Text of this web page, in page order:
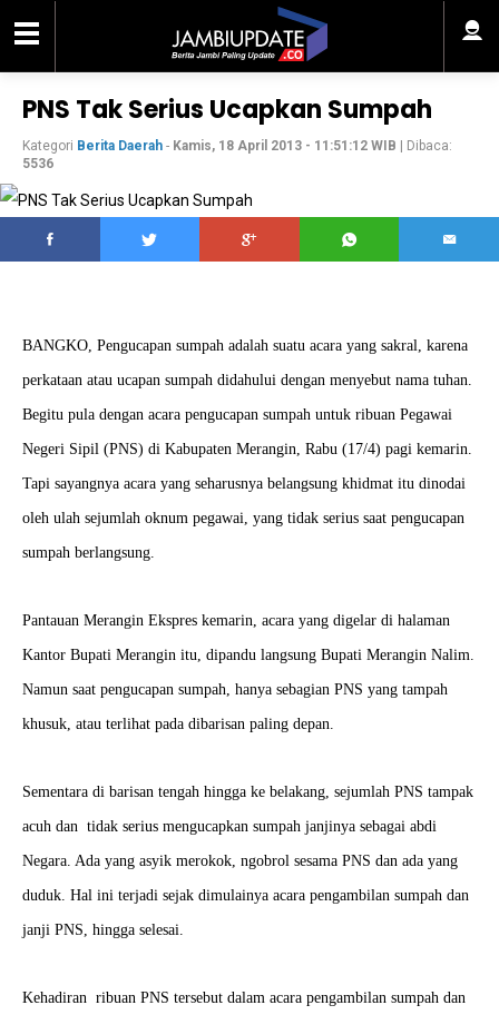
PNS Tak Serius Ucapkan Sumpah
Kategori Berita Daerah - Kamis, 18 April 2013 - 11:51:12 WIB | Dibaca:
5536
BANGKO, Pengucapan sumpah adalah suatu acara yang sakral, karena
perkataan atau ucapan sumpah didahului dengan menyebut nama tuhan.
Begitu pula dengan acara pengucapan sumpah untuk ribuan Pegawai
Negeri Sipil (PNS) di Kabupaten Merangin, Rabu (17/4) pagi kemarin.
Tapi sayangnya acara yang seharusnya belangsung khidmat itu dinodai
oleh ulah sejumlah oknum pegawai, yang tidak serius saat pengucapan
sumpah berlangsung.
Pantauan Merangin Ekspres kemarin, acara yang digelar di halaman
Kantor Bupati Merangin itu, dipandu langsung Bupati Merangin Nalim.
Namun saat pengucapan sumpah, hanya sebagian PNS yang tampah
khusuk, atau terlihat pada dibarisan paling depan.
Sementara di barisan tengah hingga ke belakang, sejumlah PNS tampak
acuh dan tidak serius mengucapkan sumpah janjinya sebagai abdi
Negara. Ada yang asyik merokok, ngobrol sesama PNS dan ada yang
duduk. Hal ini terjadi sejak dimulainya acara pengambilan sumpah dan
janji PNS, hingga selesai.
Kehadiran ribuan PNS tersebut dalam acara pengambilan sumpah dan